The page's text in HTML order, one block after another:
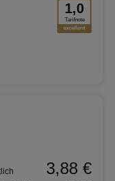
1,0
Tarifnote
excellent
3,88 €